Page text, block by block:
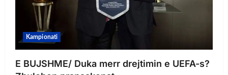
Kampionati
E BUJSHME/ Duka merr drejtimin e UEFA-s?